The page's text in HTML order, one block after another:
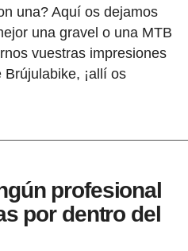
una? Aquí os dejamos
una gravel o una MTB
vuestras impresiones
¡allí os
profesional
por dentro del